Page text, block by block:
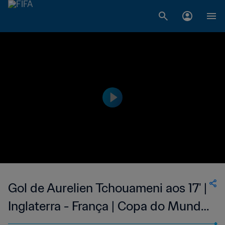
Gol de Aurelien Tchouameni aos 17' |
Inglaterra - França | Copa do Mundo